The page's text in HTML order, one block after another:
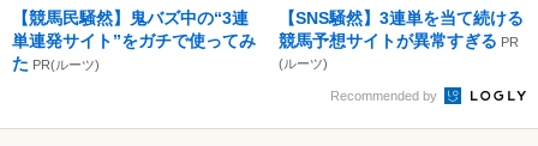
【競馬民騒然】鬼バズ中の“3連
単連発サイト”をガチで使ってみ
た PR(ルーツ)
【SNS騒然】3連単を当て続ける
競馬予想サイトが異常すぎる PR
(ルーツ)
Recommended by